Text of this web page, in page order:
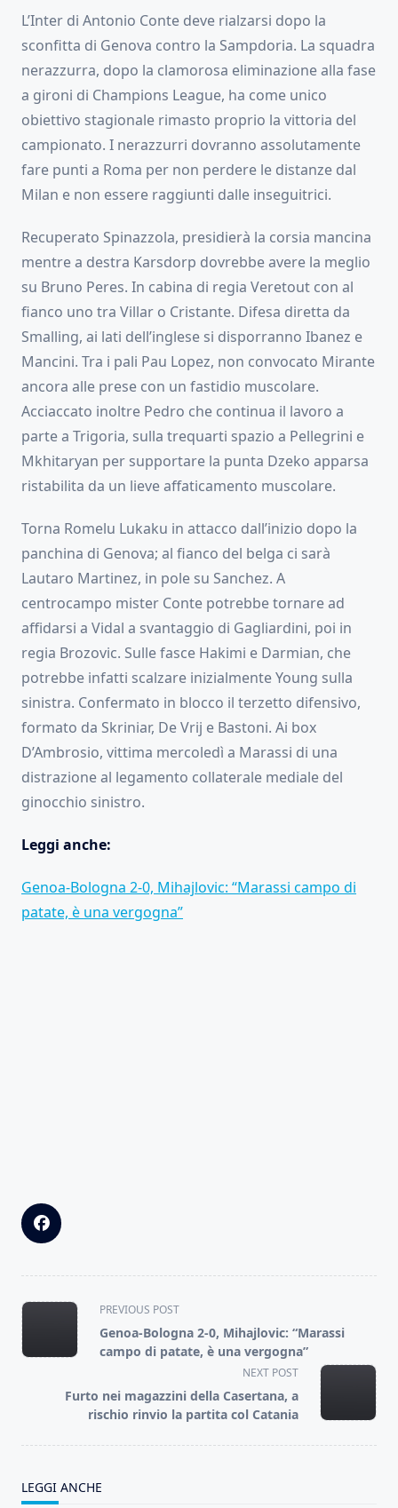
L’Inter di Antonio Conte deve rialzarsi dopo la
sconfitta di Genova contro la Sampdoria. La squadra
nerazzurra, dopo la clamorosa eliminazione alla fase
a gironi di Champions League, ha come unico
obiettivo stagionale rimasto proprio la vittoria del
campionato. I nerazzurri dovranno assolutamente
fare punti a Roma per non perdere le distanze dal
Milan e non essere raggiunti dalle inseguitrici.
Recuperato Spinazzola, presidierà la corsia mancina
mentre a destra Karsdorp dovrebbe avere la meglio
su Bruno Peres. In cabina di regia Veretout con al
fianco uno tra Villar o Cristante. Difesa diretta da
Smalling, ai lati dell’inglese si disporranno Ibanez e
Mancini. Tra i pali Pau Lopez, non convocato Mirante
ancora alle prese con un fastidio muscolare.
Acciaccato inoltre Pedro che continua il lavoro a
parte a Trigoria, sulla trequarti spazio a Pellegrini e
Mkhitaryan per supportare la punta Dzeko apparsa
ristabilita da un lieve affaticamento muscolare.
Torna Romelu Lukaku in attacco dall’inizio dopo la
panchina di Genova; al fianco del belga ci sarà
Lautaro Martinez, in pole su Sanchez. A
centrocampo mister Conte potrebbe tornare ad
affidarsi a Vidal a svantaggio di Gagliardini, poi in
regia Brozovic. Sulle fasce Hakimi e Darmian, che
potrebbe infatti scalzare inizialmente Young sulla
sinistra. Confermato in blocco il terzetto difensivo,
formato da Skriniar, De Vrij e Bastoni. Ai box
D’Ambrosio, vittima mercoledì a Marassi di una
distrazione al legamento collaterale mediale del
ginocchio sinistro.
Leggi anche:
Genoa-Bologna 2-0, Mihajlovic: “Marassi campo di
patate, è una vergogna”
<span
class="nav-
subtitle
reader-
text">Page</span>
PREVIOUS POST
Genoa-Bologna 2-0, Mihajlovic: “Marassi
campo di patate, è una vergogna”
NEXT POST
Furto nei magazzini della Casertana, a
rischio rinvio la partita col Catania
LEGGI ANCHE